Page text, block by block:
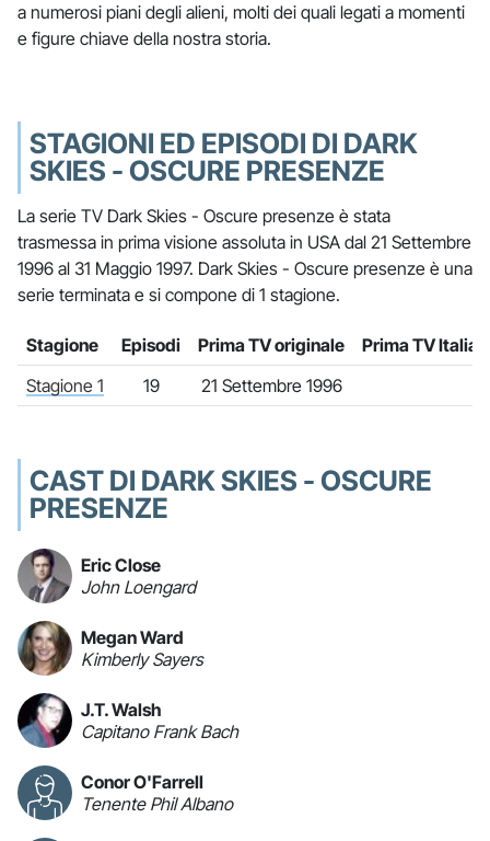
a numerosi piani degli alieni, molti dei quali legati a momenti
e figure chiave della nostra storia.
STAGIONI ED EPISODI DI DARK
SKIES - OSCURE PRESENZE
La serie TV Dark Skies - Oscure presenze è stata
trasmessa in prima visione assoluta in USA dal 21 Settembre
1996 al 31 Maggio 1997. Dark Skies - Oscure presenze è una
serie terminata e si compone di 1 stagione.
Stagione Episodi Prima TV originale
Prima TV Italia
Stagione 1
19 21 Settembre 1996
CAST DI DARK SKIES - OSCURE
PRESENZE
Eric Close
John Loengard
Megan Ward
Kimberly Sayers
J.T. Walsh
Capitano Frank Bach
Conor O'Farrell
Tenente Phil Albano